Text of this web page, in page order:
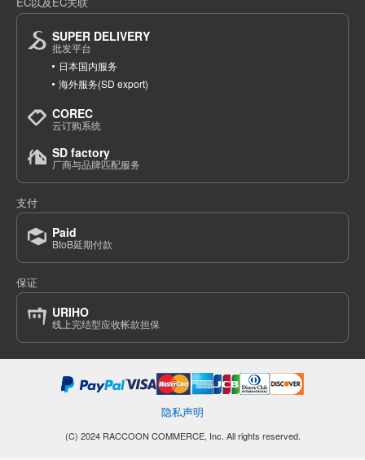
SUPER DELIVERY
批发平台
日本国内服务
海外服务(SD export)
COREC
云订购系统
SD factory
厂商与品牌匹配服务
支付
Paid
BtoB延期付款
保证
URIHO
线上完结型应收帐款担保
隐私声明
(C) 2024 RACCOON COMMERCE, Inc. All rights reserved.